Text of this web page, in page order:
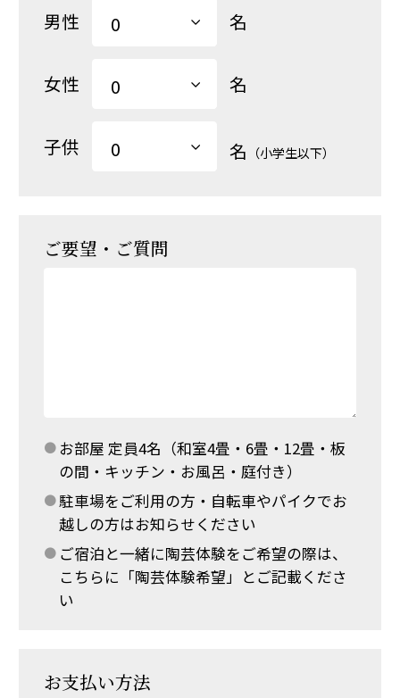
男性
名
女性 名
子供 名 （小学生以下）
ご要望・ご質問
お部屋 定員4名（和室4畳・6畳・12畳・板
の間・キッチン・お風呂・庭付き）
駐車場をご利用の方・自転車やパイクでお
越しの方はお知らせください
ご宿泊と一緒に陶芸体験をご希望の際は、
こちらに「陶芸体験希望」とご記載くださ
い
お支払い方法